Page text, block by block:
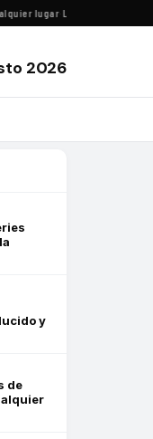
lugar·La directora Rachel
2026
y
de